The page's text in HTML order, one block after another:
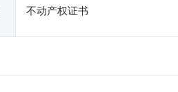
不动产权证书